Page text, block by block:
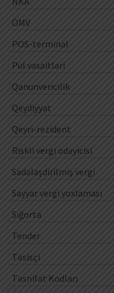
ÖMV
POS-terminal
Pul vəsaitləri
Qanunvericilik
Qeydiyyat
Qeyri-rezident
Riskli vergi ödəyicisi
Sadələşdirilmiş vergi
Səyyar vergi yoxlaması
Sığorta
Tender
Təsisçi
Təsnifat Kodları